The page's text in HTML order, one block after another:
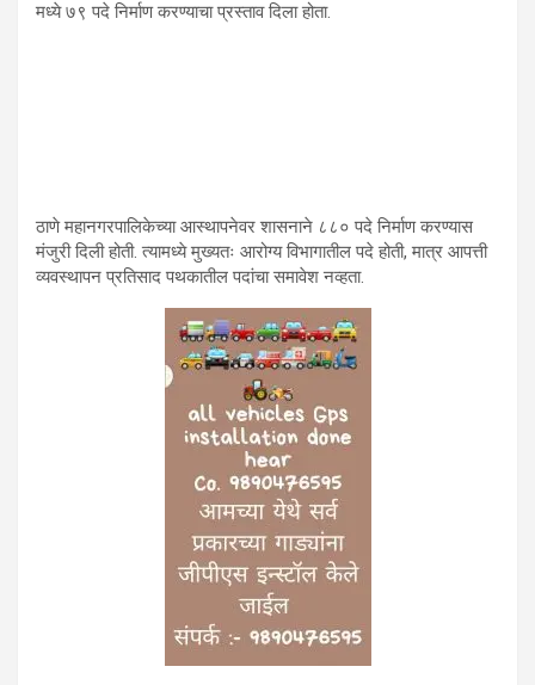
मध्ये ७९ पदे निर्माण करण्याचा प्रस्ताव दिला होता.
ठाणे महानगरपालिकेच्या आस्थापनेवर शासनाने ८८० पदे निर्माण करण्यास
मंजुरी दिली होती. त्यामध्ये मुख्यतः आरोग्य विभागातील पदे होती, मात्र आपत्ती
व्यवस्थापन प्रतिसाद पथकातील पदांचा समावेश नव्हता.